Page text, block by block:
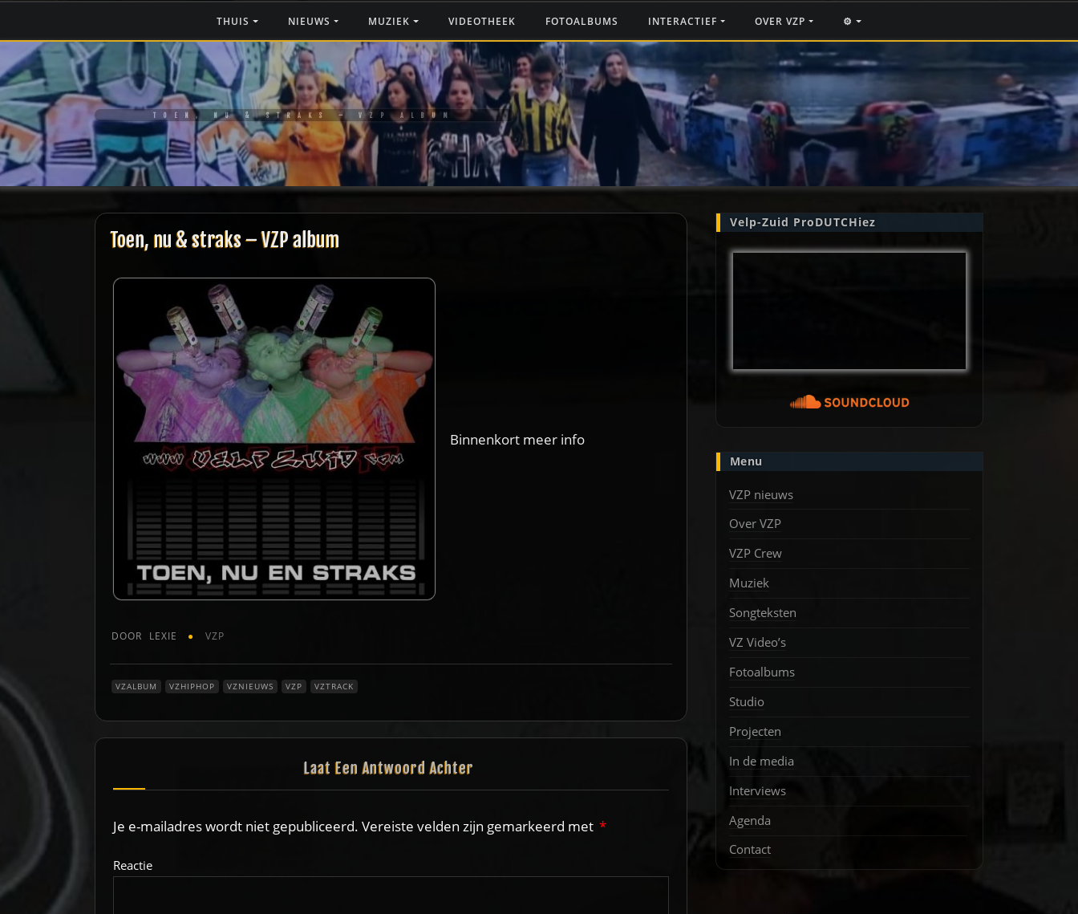
de
inhoud
THUIS NIEUWS MUZIEK VIDEOTHEEK FOTOALBUMS INTERACTIEF OVER VZP ⚙️
TOEN, NU & STRAKS – VZP ALBUM
Toen, nu & straks – VZP album
Binnenkort meer info
DOOR LEXIE VZP
VZALBUM VZHIPHOP VZNIEUWS VZP VZTRACK
Laat Een Antwoord Achter
Je e-mailadres wordt niet gepubliceerd. Vereiste velden zijn gemarkeerd met *
Reactie
Velp-Zuid ProDUTCHiez
Menu
VZP nieuws
Over VZP
VZP Crew
Muziek
Songteksten
VZ Video’s
Fotoalbums
Studio
Projecten
In de media
Interviews
Agenda
Contact